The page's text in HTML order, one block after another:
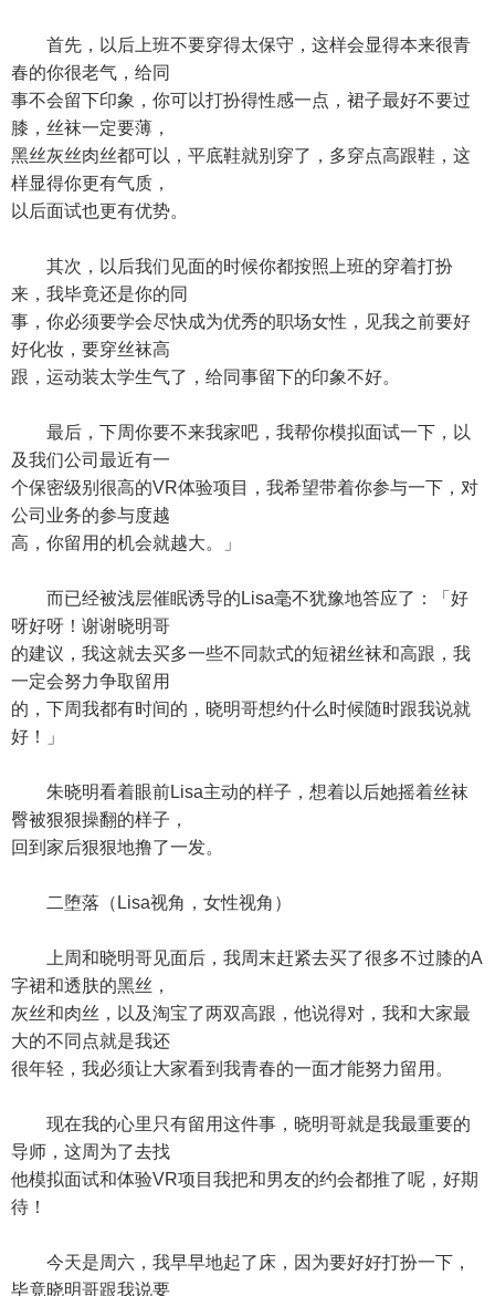
首先，以后上班不要穿得太保守，这样会显得本来很青
春的你很老气，给同
事不会留下印象，你可以打扮得性感一点，裙子最好不要过
膝，丝袜一定要薄，
黑丝灰丝肉丝都可以，平底鞋就别穿了，多穿点高跟鞋，这
样显得你更有气质，
以后面试也更有优势。
其次，以后我们见面的时候你都按照上班的穿着打扮
来，我毕竟还是你的同
事，你必须要学会尽快成为优秀的职场女性，见我之前要好
好化妆，要穿丝袜高
跟，运动装太学生气了，给同事留下的印象不好。
最后，下周你要不来我家吧，我帮你模拟面试一下，以
及我们公司最近有一
个保密级别很高的VR体验项目，我希望带着你参与一下，对
公司业务的参与度越
高，你留用的机会就越大。」
而已经被浅层催眠诱导的Lisa毫不犹豫地答应了：「好
呀好呀！谢谢晓明哥
的建议，我这就去买多一些不同款式的短裙丝袜和高跟，我
一定会努力争取留用
的，下周我都有时间的，晓明哥想约什么时候随时跟我说就
好！」
朱晓明看着眼前Lisa主动的样子，想着以后她摇着丝袜
臀被狠狠操翻的样子，
回到家后狠狠地撸了一发。
二堕落（Lisa视角，女性视角）
上周和晓明哥见面后，我周末赶紧去买了很多不过膝的A
字裙和透肤的黑丝，
灰丝和肉丝，以及淘宝了两双高跟，他说得对，我和大家最
大的不同点就是我还
很年轻，我必须让大家看到我青春的一面才能努力留用。
现在我的心里只有留用这件事，晓明哥就是我最重要的
导师，这周为了去找
他模拟面试和体验VR项目我把和男友的约会都推了呢，好期
待！
今天是周六，我早早地起了床，因为要好好打扮一下，
毕竟晓明哥跟我说要